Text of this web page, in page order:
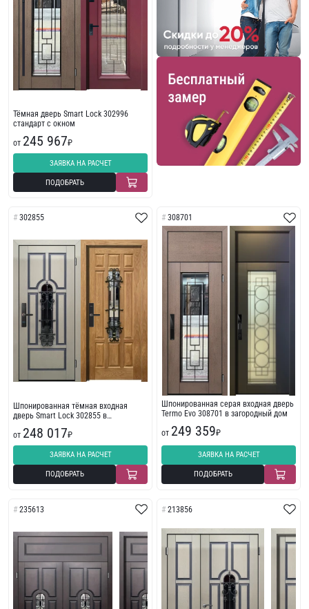
Тёмная дверь Smart Lock 302996
стандарт с окном
от 245 967₽
ЗАЯВКА НА РАСЧЕТ
ПОДОБРАТЬ
302855
Шпонированная тёмная входная
дверь Smart Lock 302855 в
от 248 017₽
ЗАЯВКА НА РАСЧЕТ
ПОДОБРАТЬ
308701
Шпонированная серая входная дверь
Termo Evo 308701 в загородный дом
от 249 359₽
ЗАЯВКА НА РАСЧЕТ
ПОДОБРАТЬ
235613 213856